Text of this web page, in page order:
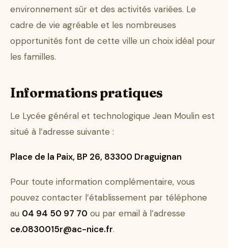
environnement sûr et des activités variées. Le
cadre de vie agréable et les nombreuses
opportunités font de cette ville un choix idéal pour
les familles.
Informations pratiques
Le Lycée général et technologique Jean Moulin est
situé à l’adresse suivante :
Place de la Paix, BP 26, 83300 Draguignan
Pour toute information complémentaire, vous
pouvez contacter l’établissement par téléphone
au 04 94 50 97 70 ou par email à l’adresse
ce.0830015r@ac-nice.fr.